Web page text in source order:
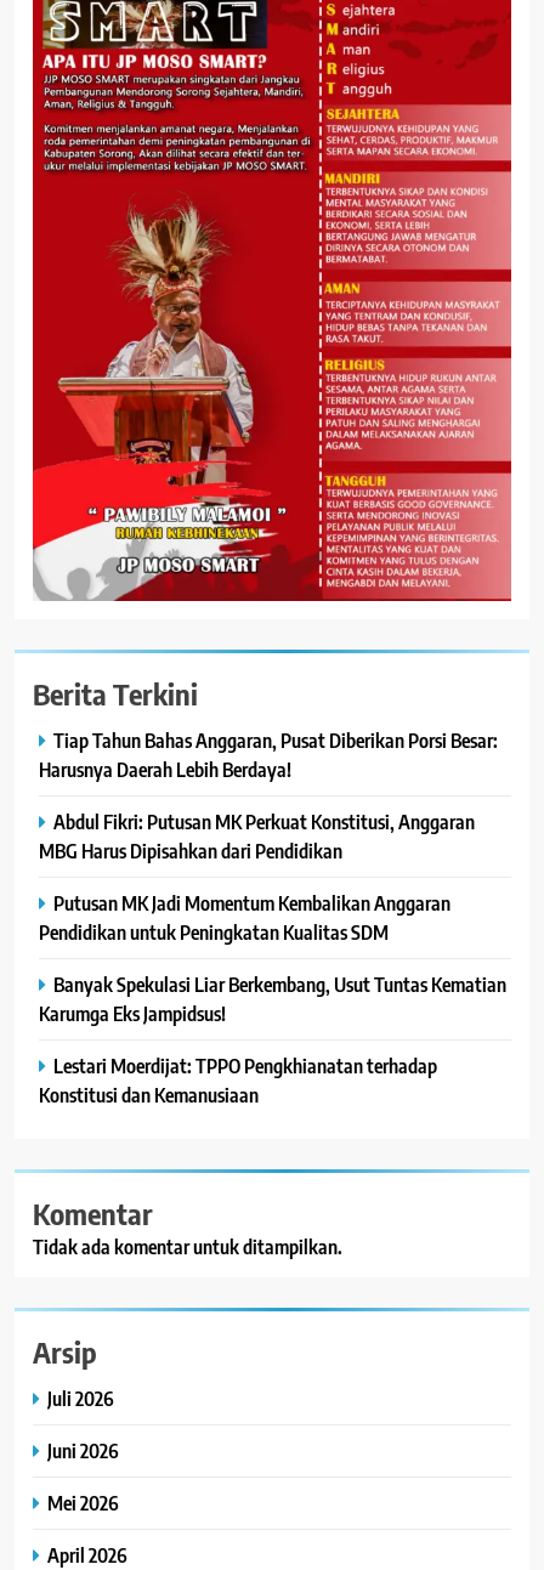
Berita Terkini
Tiap Tahun Bahas Anggaran, Pusat Diberikan Porsi Besar:
Harusnya Daerah Lebih Berdaya!
Abdul Fikri: Putusan MK Perkuat Konstitusi, Anggaran
MBG Harus Dipisahkan dari Pendidikan
Putusan MK Jadi Momentum Kembalikan Anggaran
Pendidikan untuk Peningkatan Kualitas SDM
Banyak Spekulasi Liar Berkembang, Usut Tuntas Kematian
Karumga Eks Jampidsus!
Lestari Moerdijat: TPPO Pengkhianatan terhadap
Konstitusi dan Kemanusiaan
Komentar
Tidak ada komentar untuk ditampilkan.
Arsip
Juli 2026
Juni 2026
Mei 2026
April 2026